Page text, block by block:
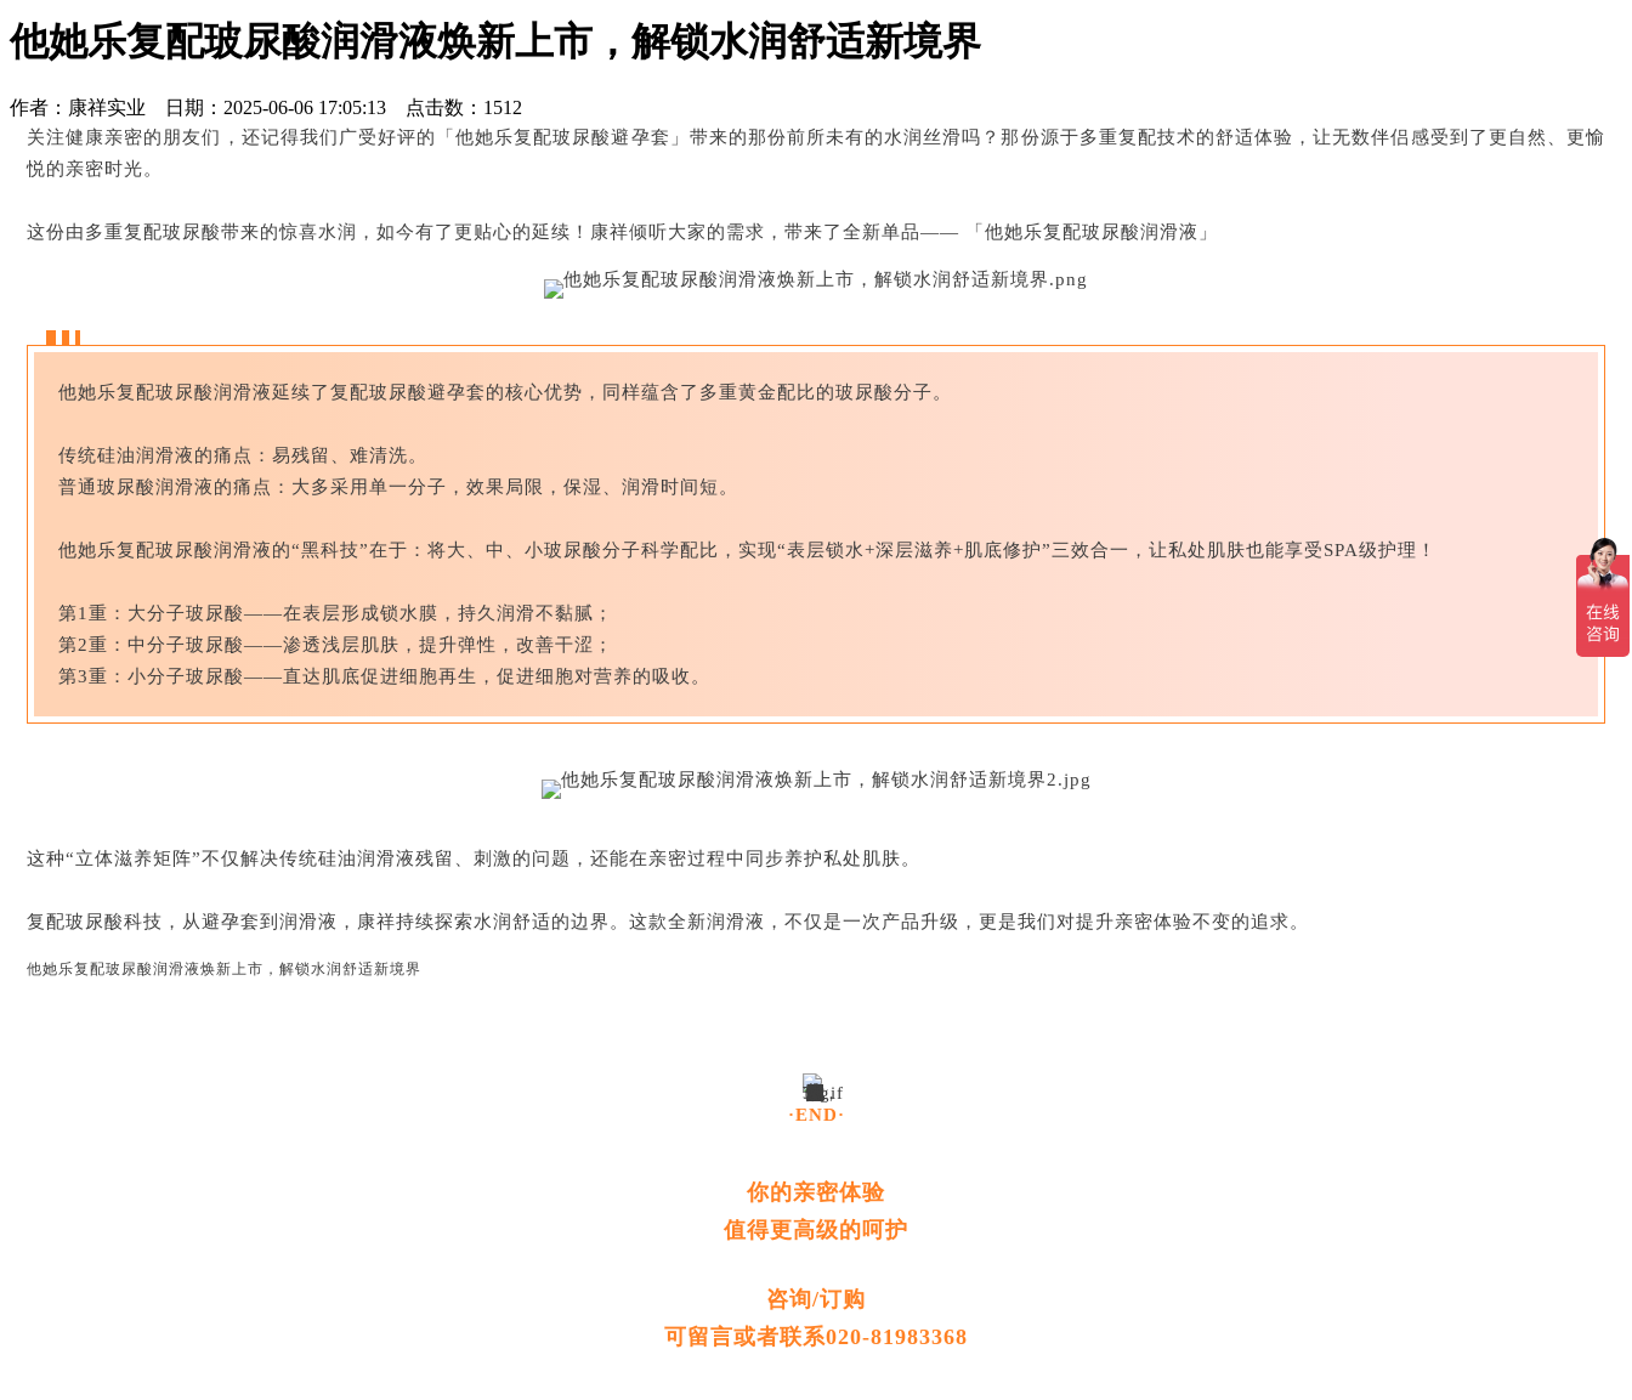
他她乐复配玻尿酸润滑液焕新上市，解锁水润舒适新境界
作者：康祥实业 日期：2025-06-06 17:05:13 点击数： 1512
关注健康亲密的朋友们，还记得我们广受好评的「他她乐复配玻尿酸避孕套」带来的那份前所未有的水润丝滑吗？那份源于多重复配技术的舒适体验，让无数伴侣感受到了更自然、更愉
悦的亲密时光。
这份由多重复配玻尿酸带来的惊喜水润，如今有了更贴心的延续！康祥倾听大家的需求，带来了全新单品—— 「他她乐复配玻尿酸润滑液」
他她乐复配玻尿酸润滑液延续了复配玻尿酸避孕套的核心优势，同样蕴含了多重黄金配比的玻尿酸分子。
传统硅油润滑液的痛点：易残留、难清洗。
普通玻尿酸润滑液的痛点：大多采用单一分子，效果局限，保湿、润滑时间短。
他她乐复配玻尿酸润滑液的“黑科技”在于：将大、中、小玻尿酸分子科学配比，实现“表层锁水+深层滋养+肌底修护”三效合一，让私处肌肤也能享受SPA级护理！
第1重：大分子玻尿酸——在表层形成锁水膜，持久润滑不黏腻；
第2重：中分子玻尿酸——渗透浅层肌肤，提升弹性，改善干涩；
第3重：小分子玻尿酸——直达肌底促进细胞再生，促进细胞对营养的吸收。
这种“立体滋养矩阵”不仅解决传统硅油润滑液残留、刺激的问题，还能在亲密过程中同步养护私处肌肤。
复配玻尿酸科技，从避孕套到润滑液， 康祥持续探索水润舒适的边界。这款全新润滑液，不仅是一次产品升级，更是我们对提升亲密体验不变的追求。
他她乐复配玻尿酸润滑液焕新上市，解锁水润舒适新境界
·END·
你的亲密体验
值得更高级的呵护
咨询/订购
可留言或者联系020-81983368